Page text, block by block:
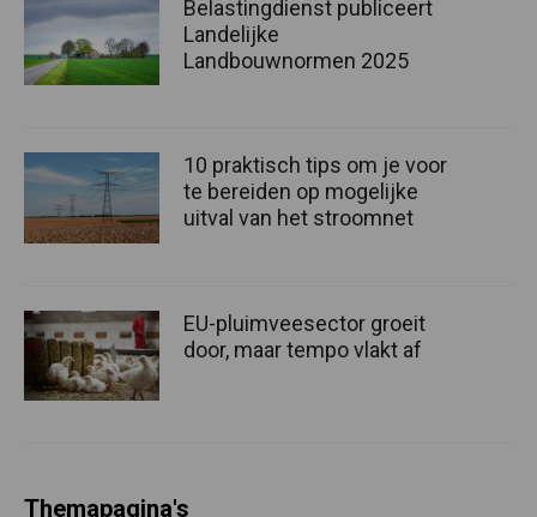
Belastingdienst publiceert
Landelijke
Landbouwnormen 2025
10 praktisch tips om je voor
te bereiden op mogelijke
uitval van het stroomnet
EU-pluimveesector groeit
door, maar tempo vlakt af
Themapagina's